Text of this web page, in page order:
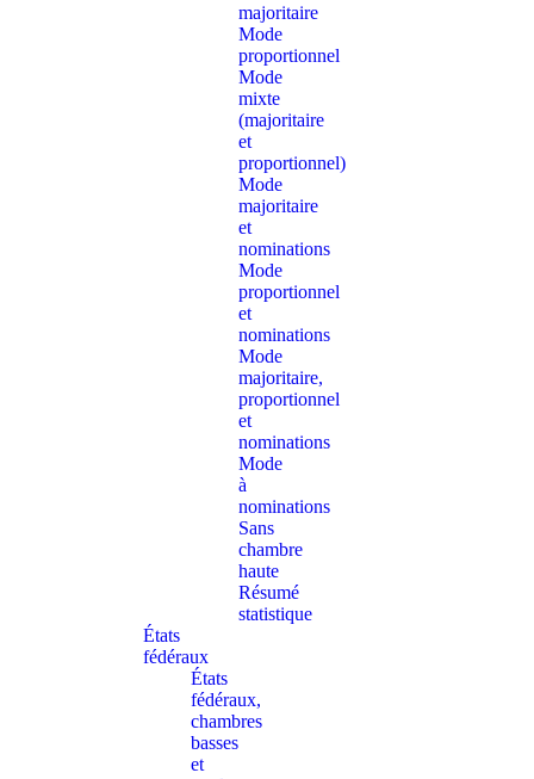
majoritaire
Mode
proportionnel
Mode
mixte
(majoritaire
et
proportionnel)
Mode
majoritaire
et
nominations
Mode
proportionnel
et
nominations
Mode
majoritaire,
proportionnel
et
nominations
Mode
à
nominations
Sans
chambre
haute
Résumé
statistique
États
fédéraux
États
fédéraux,
chambres
basses
et